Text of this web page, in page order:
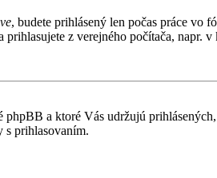
, budete prihlásený len počas práce vo
z verejného počítača, napr.
a ktoré Vás udržujú
s prihlasovaním.